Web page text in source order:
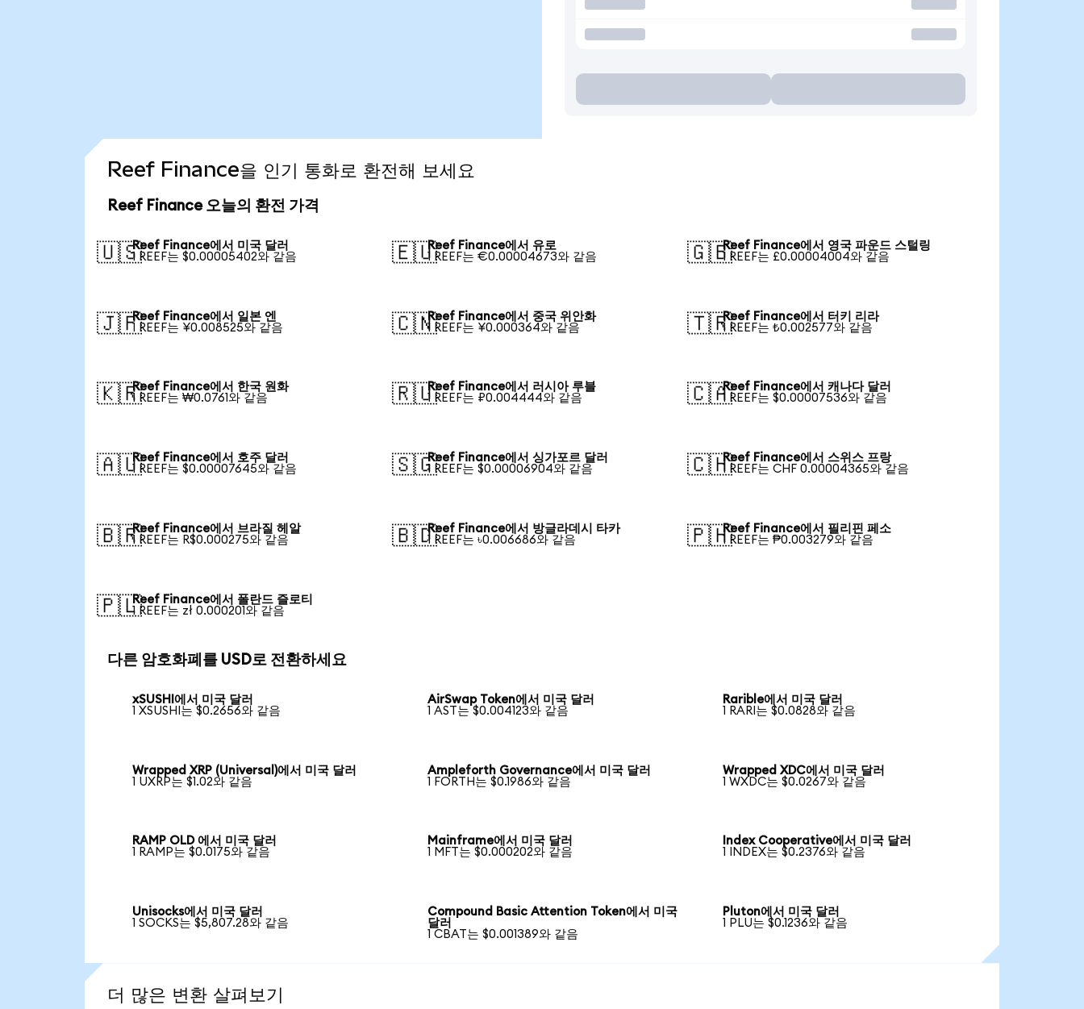
Reef Finance을 인기 통화로 환전해 보세요
Reef Finance 오늘의 환전 가격
🇺🇸Reef Finance에서 미국 달러
1 REEF는 $0.00005402와 같음
🇪🇺Reef Finance에서 유로
1 REEF는 €0.00004673와 같음
🇬🇧Reef Finance에서 영국 파운드 스털링
1 REEF는 £0.00004004와 같음
🇯🇵Reef Finance에서 일본 엔
1 REEF는 ¥0.008525와 같음
🇨🇳Reef Finance에서 중국 위안화
1 REEF는 ¥0.000364와 같음
🇹🇷Reef Finance에서 터키 리라
1 REEF는 ₺0.002577와 같음
🇰🇷Reef Finance에서 한국 원화
1 REEF는 ₩0.0761와 같음
🇷🇺Reef Finance에서 러시아 루블
1 REEF는 ₽0.004444와 같음
🇨🇦Reef Finance에서 캐나다 달러
1 REEF는 $0.00007536와 같음
🇦🇺Reef Finance에서 호주 달러
1 REEF는 $0.00007645와 같음
🇸🇬Reef Finance에서 싱가포르 달러
1 REEF는 $0.00006904와 같음
🇨🇭Reef Finance에서 스위스 프랑
1 REEF는 CHF 0.00004365와 같음
🇧🇷Reef Finance에서 브라질 헤알
1 REEF는 R$0.000275와 같음
🇧🇩Reef Finance에서 방글라데시 타카
1 REEF는 ৳0.006686와 같음
🇵🇭Reef Finance에서 필리핀 페소
1 REEF는 ₱0.003279와 같음
🇵🇱Reef Finance에서 폴란드 즐로티
1 REEF는 zł 0.000201와 같음
다른 암호화폐를 USD로 전환하세요
xSUSHI에서 미국 달러
1 XSUSHI는 $0.2656와 같음
AirSwap Token에서 미국 달러
1 AST는 $0.004123와 같음
Rarible에서 미국 달러
1 RARI는 $0.0828와 같음
Wrapped XRP (Universal)에서 미국 달러
1 UXRP는 $1.02와 같음
Ampleforth Governance에서 미국 달러
1 FORTH는 $0.1986와 같음
Wrapped XDC에서 미국 달러
1 WXDC는 $0.0267와 같음
RAMP OLD 에서 미국 달러
1 RAMP는 $0.0175와 같음
Mainframe에서 미국 달러
1 MFT는 $0.000202와 같음
Index Cooperative에서 미국 달러
1 INDEX는 $0.2376와 같음
Unisocks에서 미국 달러
1 SOCKS는 $5,807.28와 같음
Compound Basic Attention Token에서 미국
달러
1 CBAT는 $0.001389와 같음
Pluton에서 미국 달러
1 PLU는 $0.1236와 같음
더 많은 변환 살펴보기